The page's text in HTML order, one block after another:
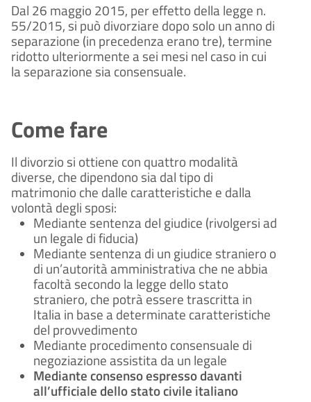
Dal 26 maggio 2015, per effetto della legge n.
55/2015, si può divorziare dopo solo un anno di
separazione (in precedenza erano tre), termine
ridotto ulteriormente a sei mesi nel caso in cui
la separazione sia consensuale.
Come fare
Il divorzio si ottiene con quattro modalità
diverse, che dipendono sia dal tipo di
matrimonio che dalle caratteristiche e dalla
volontà degli sposi:
Mediante sentenza del giudice (rivolgersi ad
un legale di fiducia)
Mediante sentenza di un giudice straniero o
di un’autorità amministrativa che ne abbia
facoltà secondo la legge dello stato
straniero, che potrà essere trascritta in
Italia in base a determinate caratteristiche
del provvedimento
Mediante procedimento consensuale di
negoziazione assistita da un legale
Mediante consenso espresso davanti
all’ufficiale dello stato civile italiano